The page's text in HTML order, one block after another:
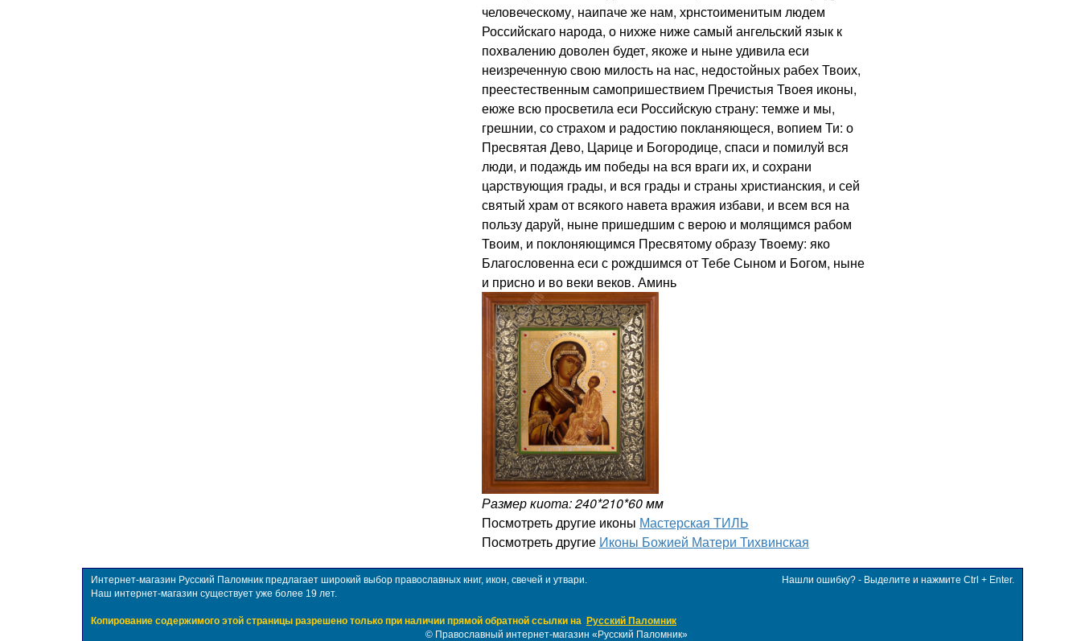
человеческому, наипаче же нам, хрнстоименитым людем
Российскаго народа, о нихже ниже самый ангельский язык к
похвалению доволен будет, якоже и ныне удивила еси
неизреченную свою милость на нас, недостойных рабех Твоих,
преестественным самопришествием Пречистыя Твоея иконы,
еюже всю просветила еси Российскую страну: темже и мы,
грешнии, со страхом и радостию покланяющеся, вопием Ти: о
Пресвятая Дево, Царице и Богородице, спаси и помилуй вся
люди, и подаждь им победы на вся враги их, и сохрани
царствующия грады, и вся грады и страны христианския, и сей
святый храм от всякого навета вражия избави, и всем вся на
пользу даруй, ныне пришедшим с верою и молящимся рабом
Твоим, и поклоняющимся Пресвятому образу Твоему: яко
Благословенна еси с рождшимся от Тебе Сыном и Богом, ныне
и присно и во веки веков. Аминь
Размер киота: 240*210*60 мм
Посмотреть другие иконы Мастерская ТИЛЬ
Посмотреть другие Иконы Божией Матери Тихвинская
Интернет-магазин Русский Паломник предлагает широкий выбор православных книг, икон, свечей и утвари.
Наш интернет-магазин существует уже более 19 лет.
Копирование содержимого этой страницы разрешено только при наличии прямой обратной ссылки на Русский Паломник
Нашли ошибку? - Выделите и нажмите Ctrl + Enter.
© Православный интернет-магазин «Русский Паломник»